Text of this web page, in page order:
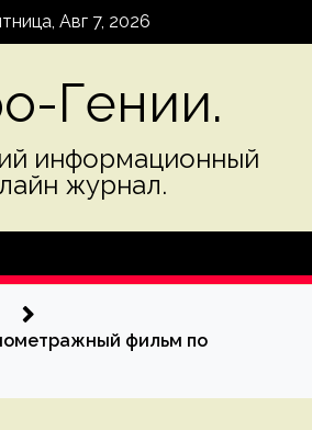
Авг 7, 2026
Гении.
информационный
журнал.
фильм по